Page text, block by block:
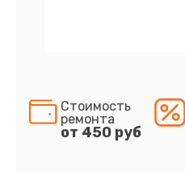
Стоимость
ремонта
от 450 руб